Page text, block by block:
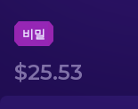
장갑
비밀
$25.53